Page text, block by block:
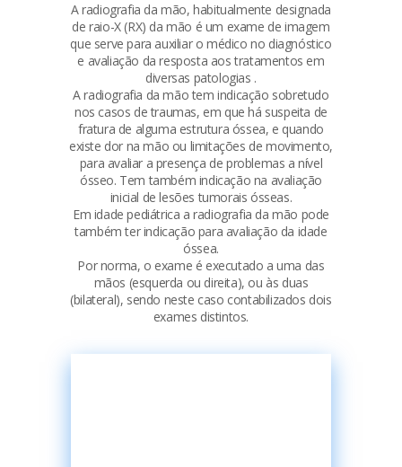
A radiografia da mão, habitualmente designada
de raio-X (RX) da mão é um exame de imagem
que serve para auxiliar o médico no diagnóstico
e avaliação da resposta aos tratamentos em
diversas patologias .
A radiografia da mão tem indicação sobretudo
nos casos de traumas, em que há suspeita de
fratura de alguma estrutura óssea, e quando
existe dor na mão ou limitações de movimento,
para avaliar a presença de problemas a nível
ósseo. Tem também indicação na avaliação
inicial de lesões tumorais ósseas.
Em idade pediátrica a radiografia da mão pode
também ter indicação para avaliação da idade
óssea.
Por norma, o exame é executado a uma das
mãos (esquerda ou direita), ou às duas
(bilateral), sendo neste caso contabilizados dois
exames distintos.